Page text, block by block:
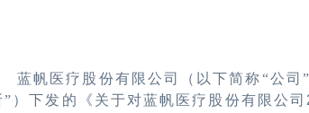
蓝帆医疗股份有限公司（以下简称“公司
”）下发的《关于对蓝帆医疗股份有限公司